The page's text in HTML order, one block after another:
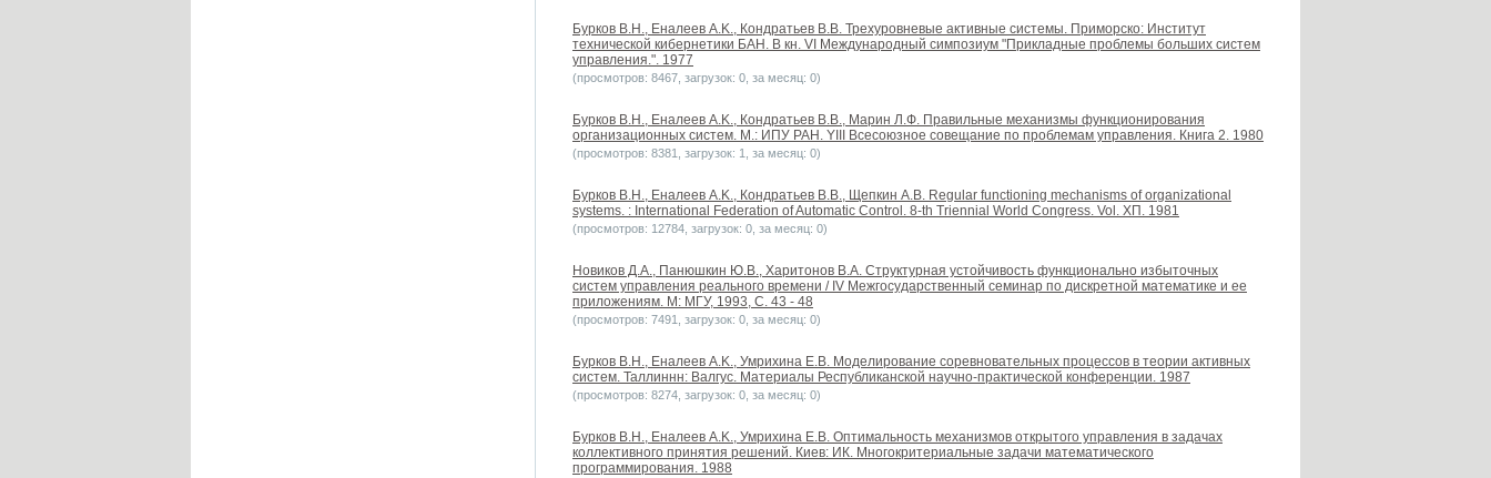
Бурков B.H., Еналеев A.K., Кондратьев В.В. Трехуровневые активные системы. Приморско: Институт
технической кибернетики БАН. В кн. VI Международный симпозиум "Прикладные проблемы больших систем
управления.". 1977
(просмотров: 8467, загрузок: 0, за месяц: 0)
Бурков B.H., Еналеев A.K., Кондратьев В.В., Марин Л.Ф. Правильные механизмы функционирования
организационных систем. М.: ИПУ РАН. YIII Всесоюзное совещание по проблемам управления. Книга 2. 1980
(просмотров: 8381, загрузок: 1, за месяц: 0)
Бурков B.H., Еналеев A.K., Кондратьев В.В., Щепкин А.В. Regular functioning mechanisms of organizational
systems. : International Federation of Automatic Control. 8-th Triennial World Congress. Vol. ХП. 1981
(просмотров: 12784, загрузок: 0, за месяц: 0)
Новиков Д.А., Панюшкин Ю.В., Харитонов В.А. Структурная устойчивость функционально избыточных
систем управления реального времени / IV Межгосударственный семинар по дискретной математике и ее
приложениям. М: МГУ, 1993, С. 43 - 48
(просмотров: 7491, загрузок: 0, за месяц: 0)
Бурков B.H., Еналеев A.K., Умрихина Е.В. Моделирование соревновательных процессов в теории активных
систем. Таллиннн: Валгус. Материалы Республиканской научно-практической конференции. 1987
(просмотров: 8274, загрузок: 0, за месяц: 0)
Бурков B.H., Еналеев A.K., Умрихина Е.В. Оптимальность механизмов открытого управления в задачах
коллективного принятия решений. Киев: ИК. Многокритериальные задачи математического
программирования. 1988